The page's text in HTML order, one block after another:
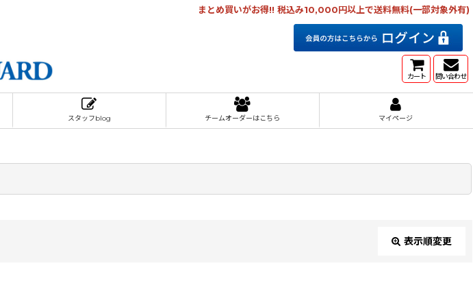
まとめ買いがお得!! 税込み10,000円以上で送料無料(一部対象外有)
カート 問い合わせ
スタッフblog チームオーダーはこちら マイページ
表示順変更